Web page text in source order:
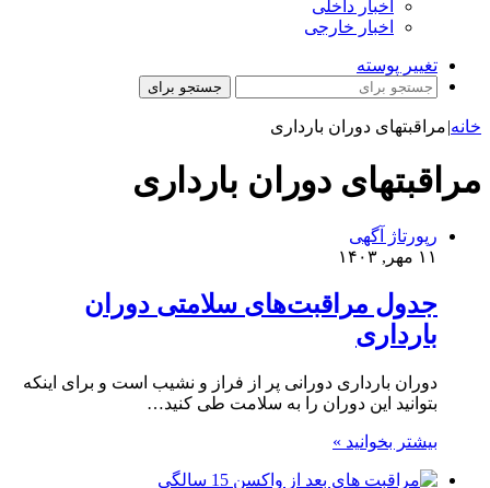
اخبار داخلی
اخبار خارجی
تغییر پوسته
جستجو برای
خانه|مراقبتهای دوران بارداری
مراقبتهای دوران بارداری
رپورتاژ آگهی
۱۱ مهر, ۱۴۰۳
جدول مراقبت‌های سلامتی دوران
بارداری
دوران بارداری دورانی پر از فراز و نشیب است و برای اینکه
بتوانید این دوران را به سلامت طی کنید…
بیشتر بخوانید »